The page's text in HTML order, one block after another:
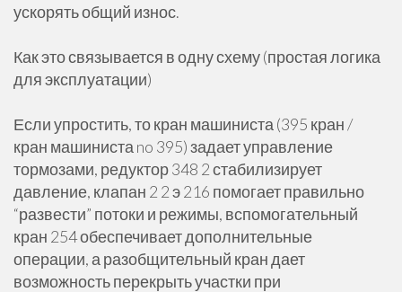
ускорять общий износ.
Как это связывается в одну схему (простая логика
для эксплуатации)
Если упростить, то кран машиниста (395 кран /
кран машиниста no 395) задает управление
тормозами, редуктор 348 2 стабилизирует
давление, клапан 2 2 э 216 помогает правильно
“развести” потоки и режимы, вспомогательный
кран 254 обеспечивает дополнительные
операции, а разобщительный кран дает
возможность перекрыть участки при